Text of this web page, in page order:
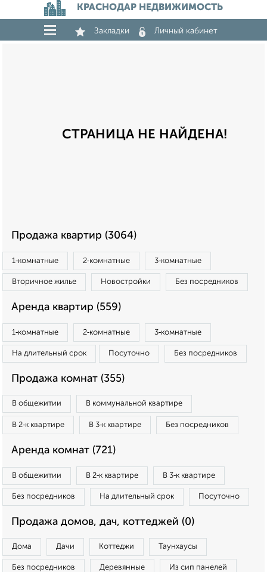
КРАСНОДАР НЕДВИЖИМОСТЬ
Закладки Личный кабинет
СТРАНИЦА НЕ НАЙДЕНА!
Продажа квартир (3064)
1‑комнатные 2‑комнатные 3‑комнатные
Вторичное жилье Новостройки Без посредников
Аренда квартир (559)
1‑комнатные 2‑комнатные 3‑комнатные
На длительный срок Посуточно Без посредников
Продажа комнат (355)
В общежитии В коммунальной квартире
В 2‑к квартире В 3‑к квартире Без посредников
Аренда комнат (721)
В общежитии В 2‑к квартире В 3‑к квартире
Без посредников На длительный срок Посуточно
Продажа домов, дач, коттеджей (0)
Дома Дачи Коттеджи Таунхаусы
Без посредников Деревянные Из сип панелей